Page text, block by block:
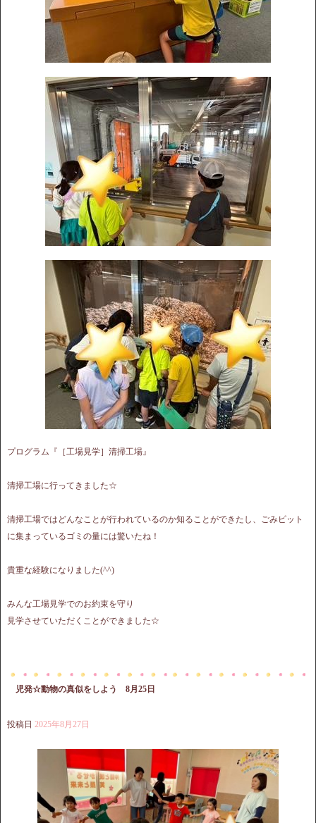
プログラム『［工場見学］清掃工場』
清掃工場に行ってきました☆
清掃工場ではどんなことが行われているのか知ることができたし、ごみピット
に集まっているゴミの量には驚いたね！
貴重な経験になりました(^^)
みんな工場見学でのお約束を守り
見学させていただくことができました☆
児発☆動物の真似をしよう 8月25日
投稿日 2025年8月27日